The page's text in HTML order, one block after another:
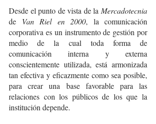
Desde el punto de vista de la Mercadotecnia
de Van Riel en 2000, la comunicación
corporativa es un instrumento de gestión por
medio de la cual toda forma de
comunicación interna y externa
conscientemente utilizada, está armonizada
tan efectiva y eficazmente como sea posible,
para crear una base favorable para las
relaciones con los públicos de los que la
institución depende.